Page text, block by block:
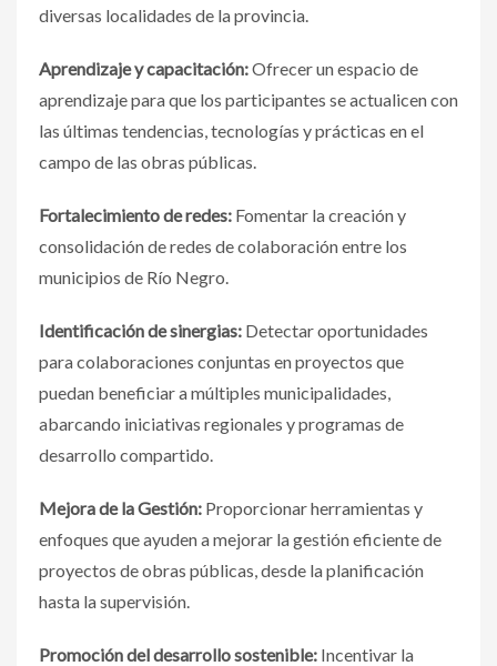
diversas localidades de la provincia.
Aprendizaje y capacitación:Ofrecer un espacio de
aprendizaje para que los participantes se actualicen con
las últimas tendencias, tecnologías y prácticas en el
campo de las obras públicas.
Fortalecimiento de redes: Fomentar la creación y
consolidación de redes de colaboración entre los
municipios de Río Negro.
Identificación de sinergias: Detectar oportunidades
para colaboraciones conjuntas en proyectos que
puedan beneficiar a múltiples municipalidades,
abarcando iniciativas regionales y programas de
desarrollo compartido.
Mejora de la Gestión: Proporcionar herramientas y
enfoques que ayuden a mejorar la gestión eficiente de
proyectos de obras públicas, desde la planificación
hasta la supervisión.
Promoción del desarrollo sostenible: Incentivar la